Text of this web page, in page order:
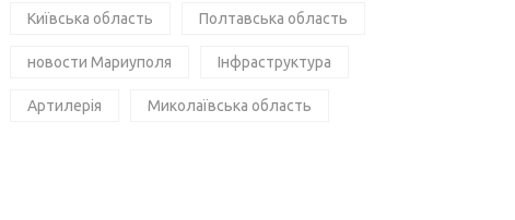
Київська область Полтавська область
новости Мариуполя Інфраструктура
Артилерія Миколаївська область